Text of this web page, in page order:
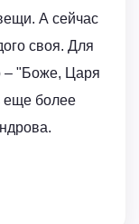
А сейчас
своя. Для
– "Боже, Царя
еще более